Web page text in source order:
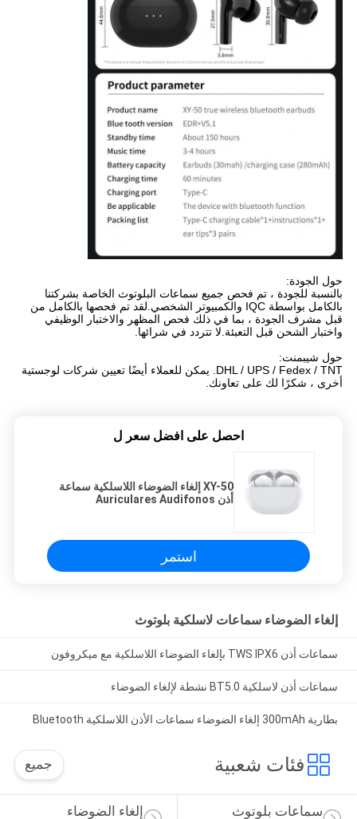
حول الجودة:
بالنسبة للجودة ، تم فحص جميع سماعات البلوتوث الخاصة بشركتنا
بالكامل بواسطة IQC والكمبيوتر الشخصي.لقد تم فحصها بالكامل من
قبل مشرف الجودة ، بما في ذلك فحص المظهر والاختبار الوظيفي
واختبار الشحن قبل التعبئة.لا تتردد في شرائها.
حول شيبمنت:
DHL / UPS / Fedex / TNT. يمكن للعملاء أيضًا تعيين شركات لوجستية
أخرى ، شكرًا لك على تعاونك.
احصل على افضل سعر ل
XY-50 إلغاء الضوضاء اللاسلكية سماعة
أذن Auriculares Audifonos
استمر
إلغاء الضوضاء سماعات لاسلكية بلوتوث
سماعات أذن TWS IPX6 بإلغاء الضوضاء اللاسلكية مع ميكروفون
سماعات أذن لاسلكية BT5.0 نشطة لإلغاء الضوضاء
بطارية 300mAh إلغاء الضوضاء سماعات الأذن اللاسلكية Bluetooth
فئات شعبية جميع
إلغاء الضوضاء سماعات بلوتوث